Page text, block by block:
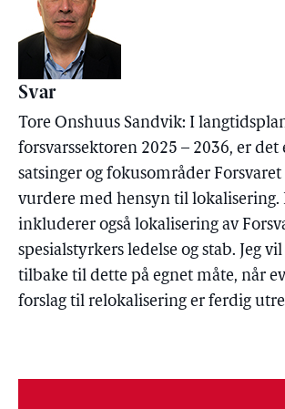
Svar
Tore Onshuus Sandvik: I
forsvarssektoren 2025 – 2036, er det
satsinger og fokusområder
vurdere med hensyn til lokalisering.
inkluderer også lokalisering av
spesialstyrkers ledelse og stab. Jeg
tilbake til dette på egnet måte, når
forslag til relokalisering er ferdig